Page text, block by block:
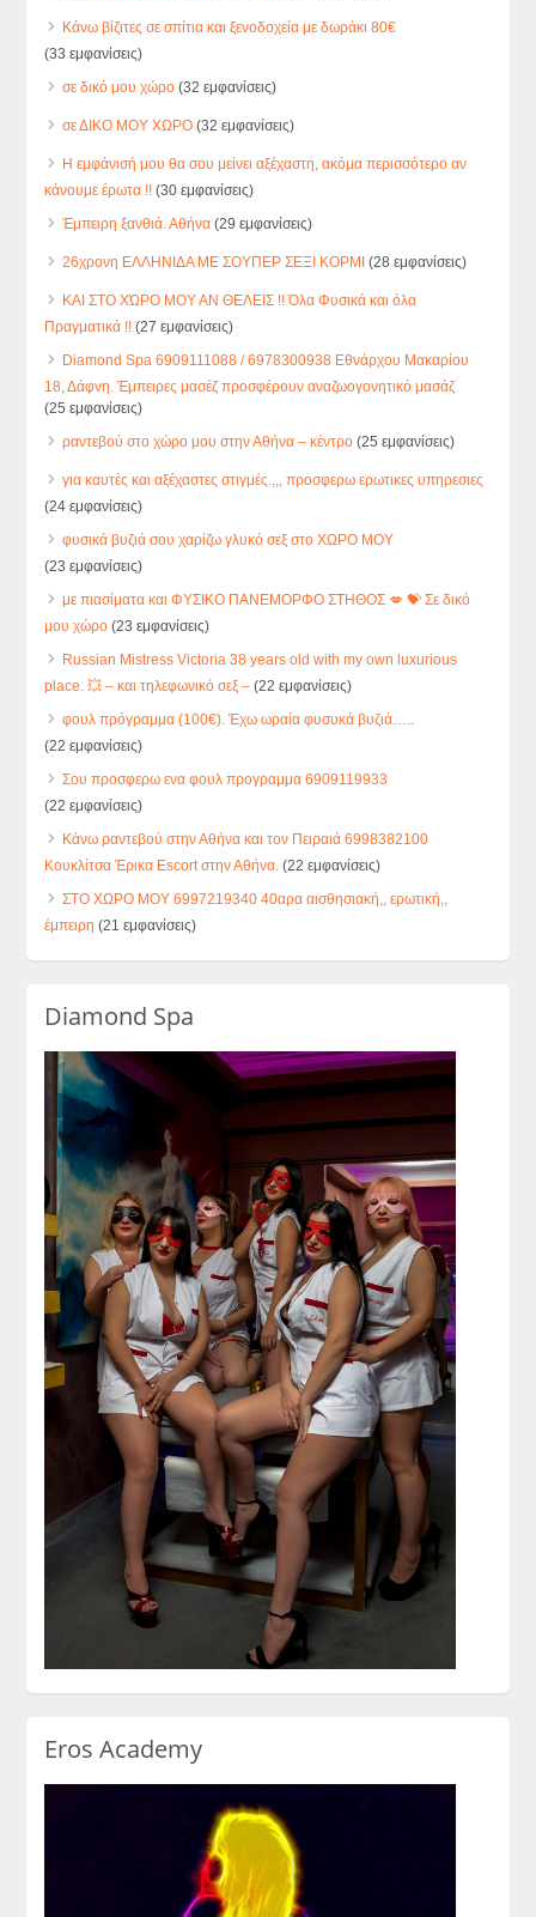
Κάνω βίζιτες σε σπίτια και ξενοδοχεία με δωράκι 80€
(33 εμφανίσεις)
σε δικό μου χώρο (32 εμφανίσεις)
σε ΔΙΚΟ ΜΟΥ ΧΩΡΟ (32 εμφανίσεις)
Η εμφάνισή μου θα σου μείνει αξέχαστη, ακόμα περισσότερο αν
κάνουμε έρωτα !! (30 εμφανίσεις)
Έμπειρη ξανθιά. Αθήνα (29 εμφανίσεις)
26χρονη ΕΛΛΗΝΙΔΑ ΜΕ ΣΟΥΠΕΡ ΣΕΞΙ ΚΟΡΜΙ (28 εμφανίσεις)
ΚΑΙ ΣΤΟ ΧΏΡΟ ΜΟΥ ΑΝ ΘΕΛΕΙΣ !! Όλα Φυσικά και όλα
Πραγματικά !! (27 εμφανίσεις)
Diamond Spa 6909111088 / 6978300938 Εθνάρχου Μακαρίου
18, Δάφνη. Έμπειρες μασέζ προσφέρουν αναζωογονητικό μασάζ
(25 εμφανίσεις)
ραντεβού στο χώρο μου στην Αθήνα – κέντρο (25 εμφανίσεις)
για καυτές και αξέχαστες στιγμές.,,, προσφερω ερωτικες υπηρεσιες
(24 εμφανίσεις)
φυσικά βυζιά σου χαρίζω γλυκό σεξ στο ΧΩΡΟ ΜΟΥ
(23 εμφανίσεις)
με πιασίματα και ΦΥΣΙΚΟ ΠΑΝΕΜΟΡΦΟ ΣΤΗΘΟΣ 💋 💝 Σε δικό
μου χώρο (23 εμφανίσεις)
Russian Mistress Victoria 38 years old with my own luxurious
place. 💥 – και τηλεφωνικό σεξ – (22 εμφανίσεις)
φουλ πρόγραμμα (100€). Έχω ωραία φυσυκά βυζιά…..
(22 εμφανίσεις)
Σου προσφερω ενα φουλ προγραμμα 6909119933
(22 εμφανίσεις)
Κάνω ραντεβού στην Αθήνα και τον Πειραιά 6998382100
Κουκλίτσα Έρικα Escort στην Αθήνα. (22 εμφανίσεις)
ΣΤΟ ΧΩΡΟ ΜΟΥ 6997219340 40αρα αισθησιακή,, ερωτική,,
έμπειρη (21 εμφανίσεις)
Diamond Spa
Eros Academy